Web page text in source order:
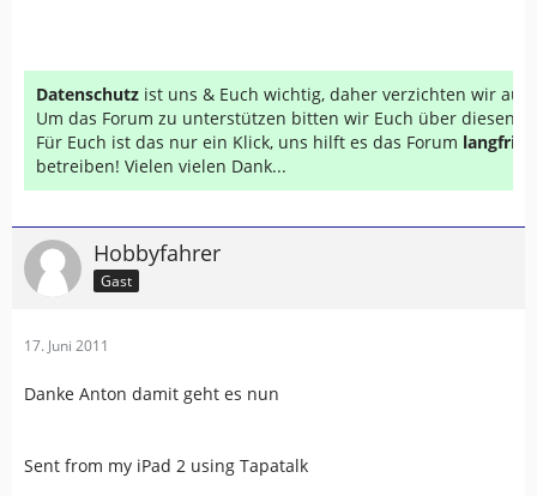
Datenschutz ist uns & Euch wichtig, daher verzichten wir auf
Um das Forum zu unterstützen bitten wir Euch über diesen
Für Euch ist das nur ein Klick, uns hilft es das Forum
betreiben! Vielen vielen Dank...
Hobbyfahrer
Gast
17. Juni 2011
Danke Anton damit geht es nun
Sent from my iPad 2 using Tapatalk